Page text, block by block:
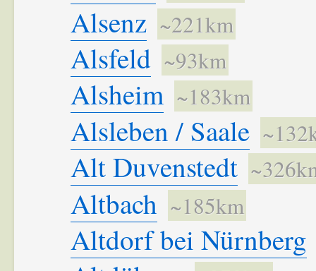
Alsenz ~221km
Alsfeld ~93km
Alsheim ~183km
Alsleben / Saale
Alt Duvenstedt
Altbach ~185km
Altdorf bei Nürnberg